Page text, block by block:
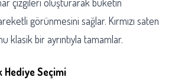
görünmesini sağlar. Kırmızı saten
klasik bir ayrıntıyla tamamlar.
Hediye Seçimi